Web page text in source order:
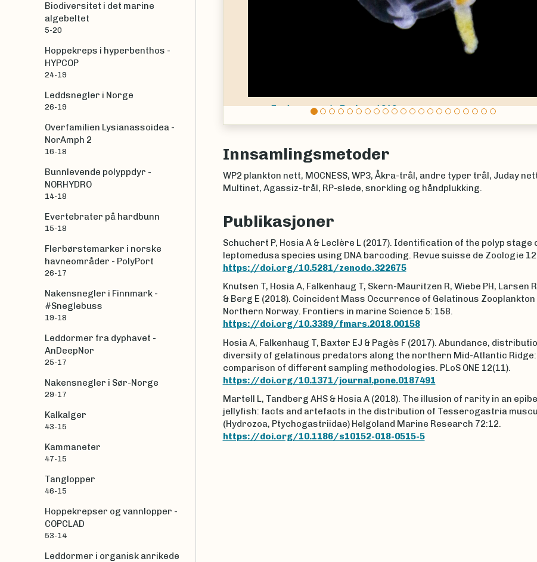
Neoturris breviconis(Murbach & Shearer, 1902)
Innsamlingsmetoder
WP2 plankton nett, MOCNESS, WP3, Åkra-trål, andre typer trål, Juday
Multinet, Agassiz-trål, RP-slede, snorkling og håndplukking.
Publikasjoner
Schuchert P, Hosia A & Leclère L (2017). Identification of the polyp stage
leptomedusa species using DNA barcoding. Revue suisse de Zoologie
https://doi.org/10.5281/zenodo.322675
Knutsen T, Hosia A, Falkenhaug T, Skern-Mauritzen R, Wiebe PH, Larsen
& Berg E (2018). Coincident Mass Occurrence of Gelatinous Zooplankton
Northern Norway. Frontiers in marine Science 5: 158.
https://doi.org/10.3389/fmars.2018.00158
Hosia A, Falkenhaug T, Baxter EJ & Pagès F (2017). Abundance,
diversity of gelatinous predators along the northern Mid-Atlantic Ridge:
comparison of different sampling methodologies. PLoS ONE 12(11).
https://doi.org/10.1371/journal.pone.0187491
Martell L, Tandberg AHS & Hosia A (2018). The illusion of rarity in an
jellyfish: facts and artefacts in the distribution of Tesserogastria
(Hydrozoa, Ptychogastriidae) Helgoland Marine Research 72:12.
https://doi.org/10.1186/s10152-018-0515-5
Biodiversitet i det marine
algebeltet
5-20
Hoppekreps i hyperbenthos -
HYPCOP
24-19
Leddsnegler i Norge
26-19
Overfamilien Lysianassoidea -
NorAmph 2
16-18
Bunnlevende polyppdyr -
NORHYDRO
14-18
Evertebrater på hardbunn
15-18
Flerbørstemarker i norske
havneområder - PolyPort
26-17
Nakensnegler i Finnmark -
#Sneglebuss
19-18
Leddormer fra dyphavet -
AnDeepNor
25-17
Nakensnegler i Sør-Norge
29-17
Kalkalger
43-15
Kammaneter
47-15
Tanglopper
46-15
Hoppekrepser og vannlopper -
COPCLAD
53-14
Leddormer i organisk anrikede